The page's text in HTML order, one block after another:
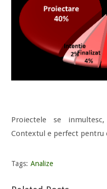
Proiectele se
Contextul e perfect pentru
Tags: Analize